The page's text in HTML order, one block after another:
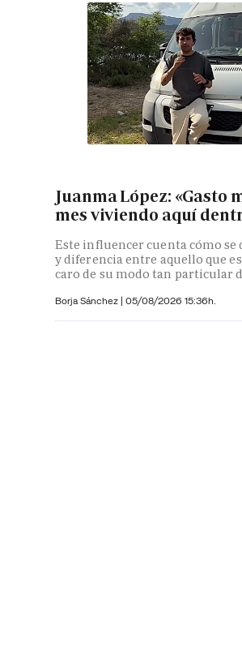
Juanma López: «Gasto
mes viviendo aquí
Este influencer cuenta cómo se
y diferencia entre aquello que
caro de su modo tan particular
Borja Sánchez | 05/08/2026 15:36h.